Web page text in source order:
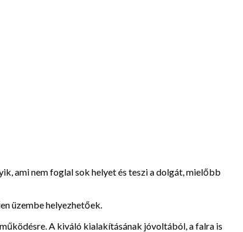
ami nem foglal sok helyet és teszi a dolgát, mielőbb
üzembe helyezhetőek.
A kiváló kialakításának jóvoltából, a falra is